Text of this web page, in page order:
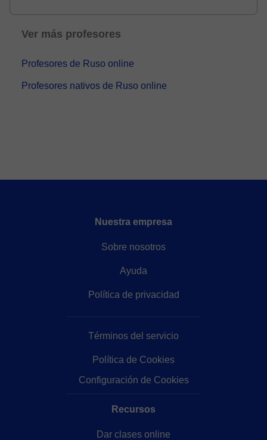
Ver más profesores
Profesores de Ruso online
Profesores nativos de Ruso online
Nuestra empresa
Sobre nosotros
Ayuda
Política de privacidad
Términos del servicio
Política de Cookies
Configuración de Cookies
Recursos
Dar clases online